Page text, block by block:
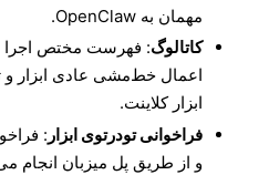
مهمان به OpenClaw.
کاتالوگ: فهرست مختص اجرا
ابزار کلاینت.
فراخوانی تودرتوی ابزار :
و از طریق پل میزبان انجام